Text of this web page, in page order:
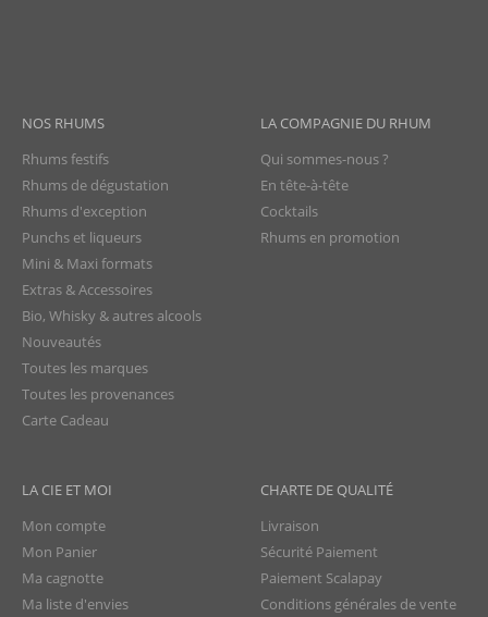
NOS RHUMS
Rhums festifs
Rhums de dégustation
Rhums d'exception
Punchs et liqueurs
Mini & Maxi formats
Extras & Accessoires
Bio, Whisky & autres alcools
Nouveautés
Toutes les marques
Toutes les provenances
Carte Cadeau
LA COMPAGNIE DU RHUM
Qui sommes-nous ?
En tête-à-tête
Cocktails
Rhums en promotion
LA CIE ET MOI
Mon compte
Mon Panier
Ma cagnotte
Ma liste d'envies
CHARTE DE QUALITÉ
Livraison
Sécurité Paiement
Paiement Scalapay
Conditions générales de vente